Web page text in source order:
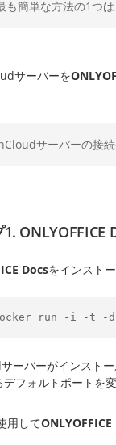
も簡単な方法の1つ
サーバーを
サーバーの接続
ONLYOFFICE
Docsをインスト
run - i -t -d
ーバーがインスト
デフォルトポートを
用してONLYOFFICE